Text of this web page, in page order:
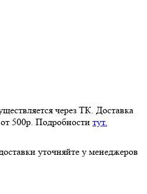
через ТК. Доставка
500р. Подробности тут.
уточняйте у менеджеров